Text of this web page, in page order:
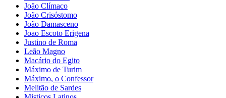
João Clímaco
João Crisóstomo
João Damasceno
Joao Escoto Erigena
Justino de Roma
Leão Magno
Macário do Egito
Máximo de Turim
Máximo, o Confessor
Melitão de Sardes